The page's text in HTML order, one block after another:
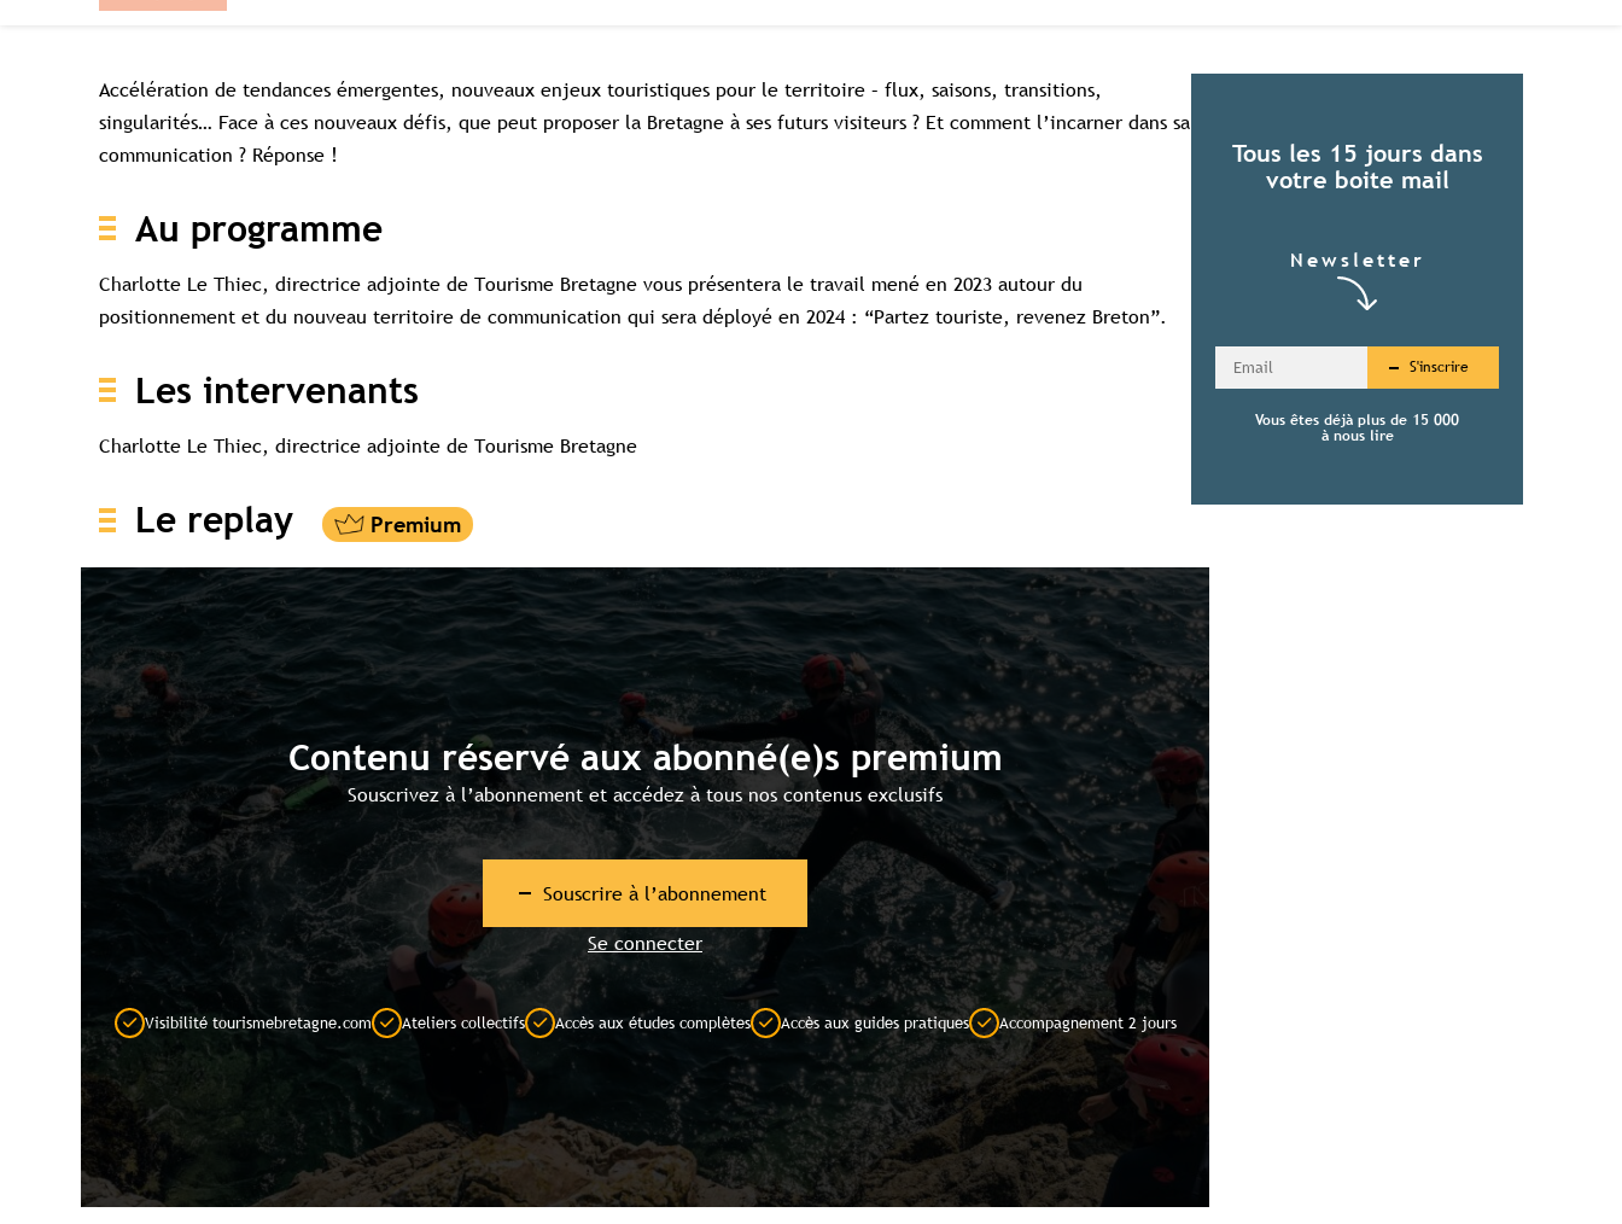
Accélération de tendances émergentes, nouveaux enjeux touristiques pour le territoire – flux, saisons, transitions,
singularités… Face à ces nouveaux défis, que peut proposer la Bretagne à ses futurs visiteurs ? Et comment l’incarner dans sa
communication ? Réponse !
Au programme
Charlotte Le Thiec, directrice adjointe de Tourisme Bretagne vous présentera le travail mené en 2023 autour du
positionnement et du nouveau territoire de communication qui sera déployé en 2024 : “Partez touriste, revenez Breton”.
Les intervenants
Charlotte Le Thiec, directrice adjointe de Tourisme Bretagne
Le replay
Contenu réservé aux abonné(e)s premium
Souscrivez à l’abonnement et accédez à tous nos contenus exclusifs
Souscrire à l’abonnement
Se connecter
Visibilité tourismebretagne.com Ateliers collectifs Accès aux études complètes Accès aux guides pratiques Accompagnement 2 jours
Tous les 15 jours dans
votre boite mail
Newsletter
S'inscrire
Vous êtes déjà plus de 15 000
à nous lire
Contenu réservé aux abonné(e)s premium
Souscrivez à l'abonnement et accédez à tous nos contenus
exclusifs
Souscrire à l'abonnement premium
Se connecter
Accès complet aux études Accès aux guides pratiques Visibilité sur tourismebretagne.com